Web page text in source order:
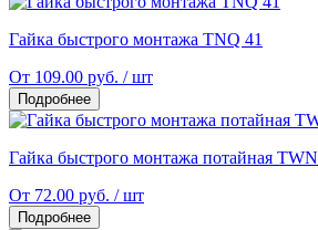
Гайка быстрого монтажа TNQ 41
От 109.00 руб. / шт
Подробнее
Гайка быстрого монтажа потайная TWN
От 72.00 руб. / шт
Подробнее